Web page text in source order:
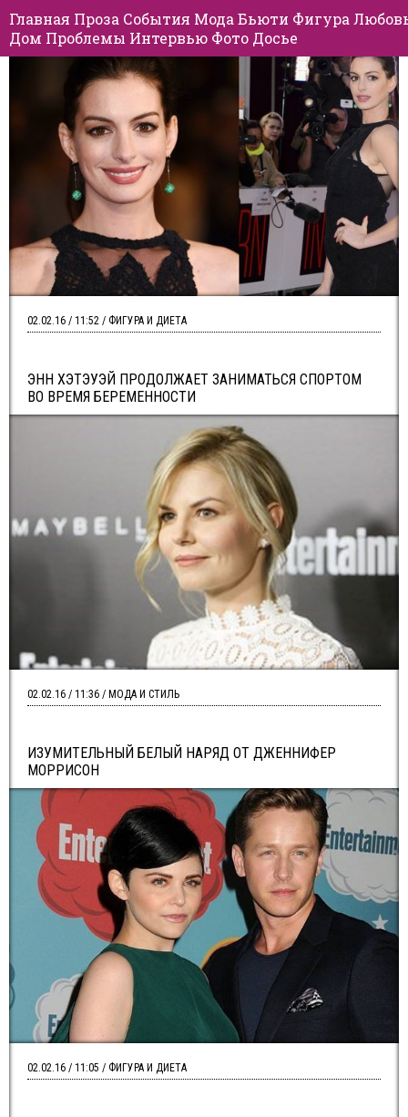
Главная Проза События Мода Бьюти Фигура
Дом Проблемы Интервью Фото Досье
ЭНН ХЭТЭУЭЙ ПРОДОЛЖАЕТ ЗАНИМАТЬСЯ СПОРТОМ
ВО ВРЕМЯ БЕРЕМЕННОСТИ
02.02.16 / 11:52 / ФИГУРА И ДИЕТА
ИЗУМИТЕЛЬНЫЙ БЕЛЫЙ НАРЯД ОТ ДЖЕННИФЕР
МОРРИСОН
02.02.16 / 11:36 / МОДА И СТИЛЬ
02.02.16 / 11:05 / ФИГУРА И ДИЕТА